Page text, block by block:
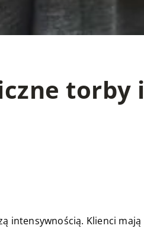
torby i
intensywnością. Klienci mają